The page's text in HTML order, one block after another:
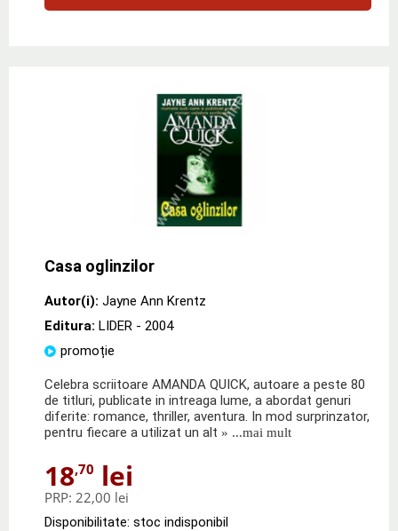
Casa oglinzilor
Autor(i): Jayne Ann Krentz
Editura: LIDER - 2004
promoție
Celebra scriitoare AMANDA QUICK, autoare a peste 80
de titluri, publicate in intreaga lume, a abordat genuri
diferite: romance, thriller, aventura. In mod surprinzator,
pentru fiecare a utilizat un alt » ...mai mult
18,70 lei
PRP: 22,00 lei
Disponibilitate: stoc indisponibil